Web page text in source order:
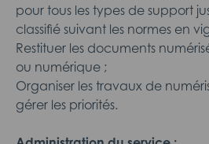
pour tous les types de support
classifié suivant les normes en
Restituer les documents
ou numérique ;
Organiser les travaux de
gérer les priorités.